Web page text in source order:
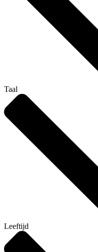
Taal
Leeftijd